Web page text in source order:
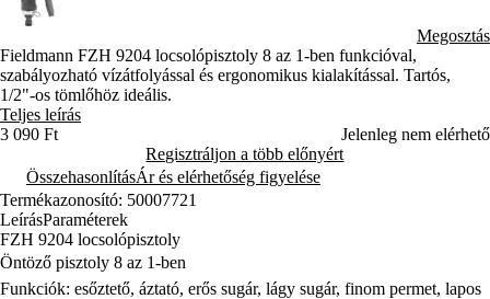
Megosztás
Fieldmann FZH 9204 locsolópisztoly 8 az 1-ben funkcióval,
szabályozható vízátfolyással és ergonomikus kialakítással. Tartós,
1/2"-os tömlőhöz ideális.
Teljes leírás
3 090 Ft
Jelenleg nem elérhető
Regisztráljon a több előnyért
ÖsszehasonlításÁr és elérhetőség figyelése
Termékazonosító: 50007721
LeírásParaméterek
FZH 9204 locsolópisztoly
Öntöző pisztoly 8 az 1-ben
Funkciók: esőztető, áztató, erős sugár, lágy sugár, finom permet, lapos